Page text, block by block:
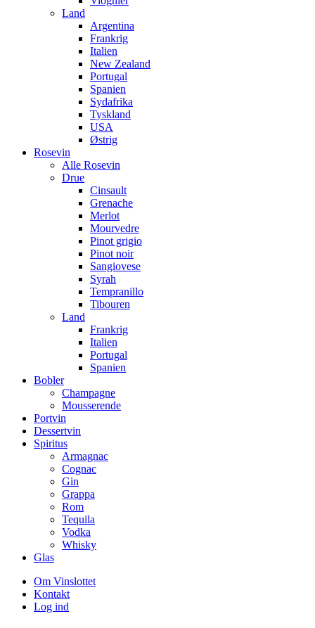
Land
Argentina
Frankrig
Italien
New Zealand
Portugal
Spanien
Sydafrika
Tyskland
USA
Østrig
Rosevin
Alle Rosevin
Drue
Cinsault
Grenache
Merlot
Mourvedre
Pinot grigio
Pinot noir
Sangiovese
Syrah
Tempranillo
Tibouren
Land
Frankrig
Italien
Portugal
Spanien
Bobler
Champagne
Mousserende
Portvin
Dessertvin
Spiritus
Armagnac
Cognac
Gin
Grappa
Rom
Tequila
Vodka
Whisky
Glas
Om Vinslottet
Kontakt
Log ind